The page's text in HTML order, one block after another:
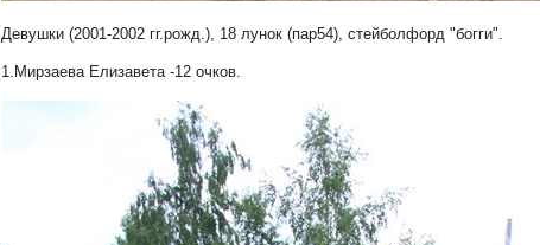
Девушки (2001-2002 гг.рожд.), 18 лунок (пар54), стейболфорд "богги".
1.Мирзаева Елизавета -12 очков.